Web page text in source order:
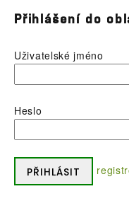
Přihlášení do
Uživatelské jméno
Heslo